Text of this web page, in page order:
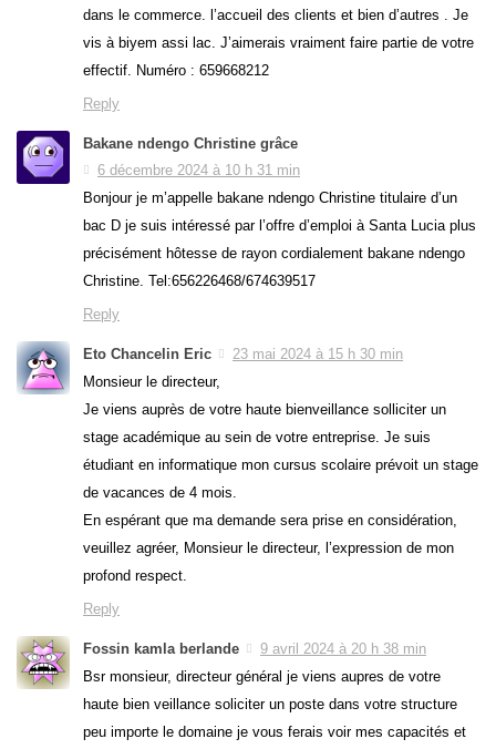
dans le commerce. l’accueil des clients et bien d’autres . Je
vis à biyem assi lac. J’aimerais vraiment faire partie de votre
effectif. Numéro : 659668212
Reply
Bakane ndengo Christine grâce
6 décembre 2024 à 10 h 31 min
Bonjour je m’appelle bakane ndengo Christine titulaire d’un
bac D je suis intéressé par l’offre d’emploi à Santa Lucia plus
précisément hôtesse de rayon cordialement bakane ndengo
Christine. Tel:656226468/674639517
Reply
Eto Chancelin Eric
23 mai 2024 à 15 h 30 min
Monsieur le directeur,
Je viens auprès de votre haute bienveillance solliciter un
stage académique au sein de votre entreprise. Je suis
étudiant en informatique mon cursus scolaire prévoit un stage
de vacances de 4 mois.
En espérant que ma demande sera prise en considération,
veuillez agréer, Monsieur le directeur, l’expression de mon
profond respect.
Reply
Fossin kamla berlande
9 avril 2024 à 20 h 38 min
Bsr monsieur, directeur général je viens aupres de votre
haute bien veillance soliciter un poste dans votre structure
peu importe le domaine je vous ferais voir mes capacités et